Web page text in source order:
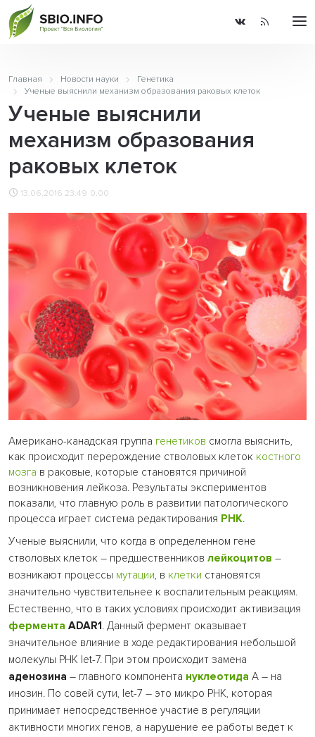
Главная Новости науки
Генетика
Ученые выяснили механизм образования раковых клеток
Ученые выяснили
механизм образования
раковых клеток
13.06.2016 23:49 0.00
Американо-канадская группа генетиков смогла выяснить,
как происходит перерождение стволовых клеток костного
мозга в раковые, которые становятся причиной
возникновения лейкоза. Результаты экспериментов
показали, что главную роль в развитии патологического
процесса играет система редактирования РНК.
Ученые выяснили, что когда в определенном гене
стволовых клеток – предшественников лейкоцитов –
возникают процессы мутации, в клетки становятся
значительно чувствительнее к воспалительным реакциям.
Естественно, что в таких условиях происходит активизация
фермента ADAR1. Данный фермент оказывает
значительное влияние в ходе редактирования небольшой
молекулы РНК let-7. При этом происходит замена
аденозина – главного компонента нуклеотида А – на
инозин. По совей сути, let-7 – это микро РНК, которая
принимает непосредственное участие в регуляции
активности многих генов, а нарушение ее работы ведет к